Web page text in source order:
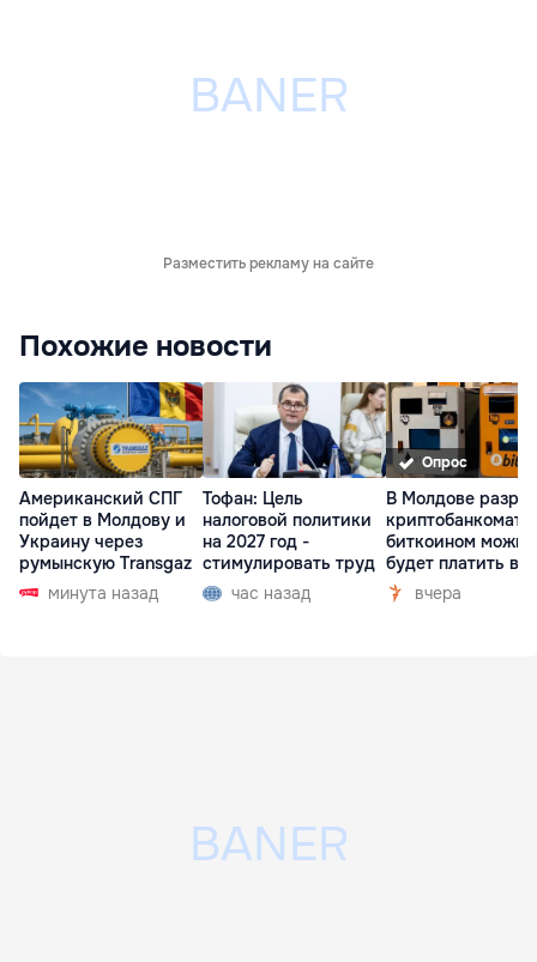
Разместить рекламу на сайте
Похожие новости
Американский СПГ
пойдет в Молдову и
Украину через
румынскую Transgaz
минута назад
Тофан: Цель
налоговой политики
на 2027 год -
стимулировать труд
час назад
Опрос
В Молдове
биткоином можно
будет платить в
вчера